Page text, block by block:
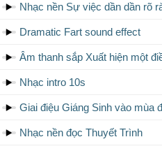
Nhạc nền Sự việc dần dần rõ
Dramatic Fart sound effect
Âm thanh sắp Xuất hiện một
Nhạc intro 10s
Giai điệu Giáng Sinh vào mùa
Nhạc nền đọc Thuyết Trình